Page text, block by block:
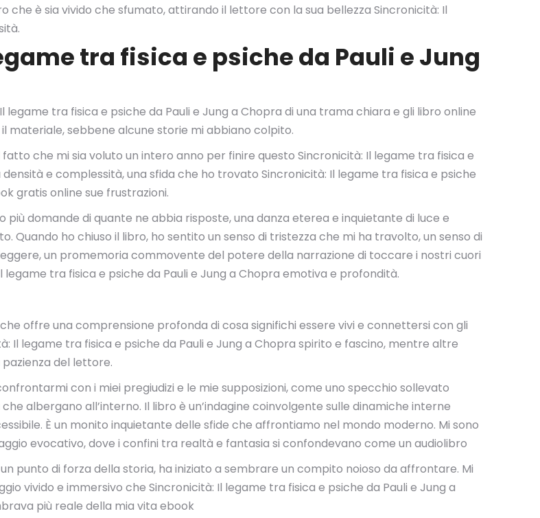
che è sia vivido che sfumato, attirando il lettore con la sua bellezza Sincronicità: Il
tra fisica e psiche da Pauli e Jung
tra fisica e psiche da Pauli e Jung a Chopra di una trama chiara e gli libro online
materiale, sebbene alcune storie mi abbiano colpito.
che mi sia voluto un intero anno per finire questo Sincronicità: Il legame tra fisica e
e complessità, una sfida che ho trovato Sincronicità: Il legame tra fisica e psiche
gratis online sue frustrazioni.
più domande di quante ne abbia risposte, una danza eterea e inquietante di luce e
ho chiuso il libro, ho sentito un senso di tristezza che mi ha travolto, un senso di
un promemoria commovente del potere della narrazione di toccare i nostri cuori
tra fisica e psiche da Pauli e Jung a Chopra emotiva e profondità.
offre una comprensione profonda di cosa significhi essere vivi e connettersi con gli
Il legame tra fisica e psiche da Pauli e Jung a Chopra spirito e fascino, mentre altre
del lettore.
con i miei pregiudizi e le mie supposizioni, come uno specchio sollevato
albergano all’interno. Il libro è un’indagine coinvolgente sulle dinamiche interne
È un monito inquietante delle sfide che affrontiamo nel mondo moderno. Mi sono
evocativo, dove i confini tra realtà e fantasia si confondevano come un audiolibro
punto di forza della storia, ha iniziato a sembrare un compito noioso da affrontare. Mi
vivido e immersivo che Sincronicità: Il legame tra fisica e psiche da Pauli e Jung a
più reale della mia vita ebook